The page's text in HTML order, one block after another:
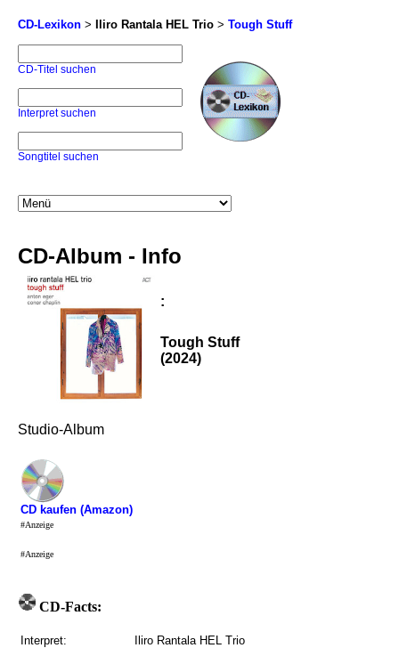
CD-Lexikon > Iliro Rantala HEL Trio > Tough Stuff
CD-Titel suchen
Interpret suchen
Songtitel suchen
CD-Album - Info
:
Tough Stuff
(2024)
Studio-Album
CD kaufen (Amazon)
#Anzeige
#Anzeige
CD-Facts:
Interpret:
Iliro Rantala HEL Trio